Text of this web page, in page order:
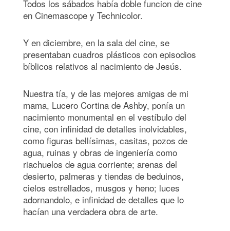
Todos los sábados había doble funcion de cine
en Cinemascope y Technicolor.
Y en diciembre, en la sala del cine, se
presentaban cuadros plásticos con episodios
bíblicos relativos al nacimiento de Jesús.
Nuestra tía, y de las mejores amigas de mi
mama, Lucero Cortina de Ashby, ponía un
nacimiento monumental en el vestíbulo del
cine, con infinidad de detalles inolvidables,
como figuras bellísimas, casitas, pozos de
agua, ruinas y obras de ingeniería como
riachuelos de agua corriente; arenas del
desierto, palmeras y tiendas de beduinos,
cielos estrellados, musgos y heno; luces
adornandolo, e infinidad de detalles que lo
hacían una verdadera obra de arte.